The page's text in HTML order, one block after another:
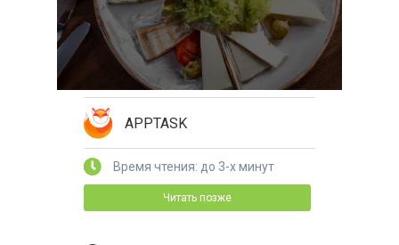
APPTASK
Время чтения: до 3-х минут
Читать позже